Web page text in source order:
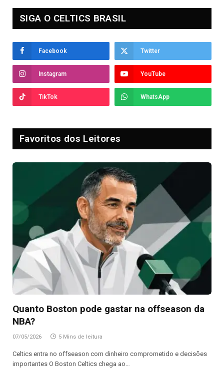
SIGA O CELTICS BRASIL
Facebook Twitter
Instagram YouTube
TikTok WhatsApp
Favoritos dos Leitores
Quanto Boston pode gastar na offseason da
NBA?
07/05/2026 5 Mins de leitura
Celtics entra no offseason com dinheiro comprometido e decisões
importantes O Boston Celtics chega ao…